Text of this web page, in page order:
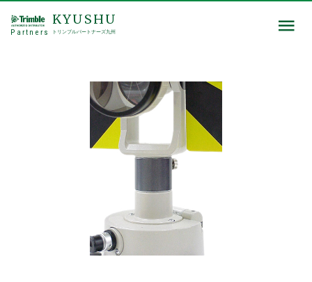
Partners
KYUSHU
トリンブルパートナーズ九州